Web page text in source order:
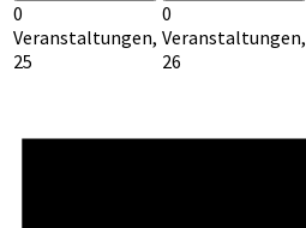
0
Veranstaltungen,
25
0
Veranstaltungen,
26